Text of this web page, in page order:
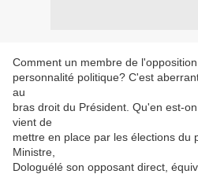
Comment un membre de
personnalité politique? C'est
au
bras droit du Président. Qu'en est-
vient de
mettre en place par les élections du
Ministre,
Dologuélé son opposant direct,